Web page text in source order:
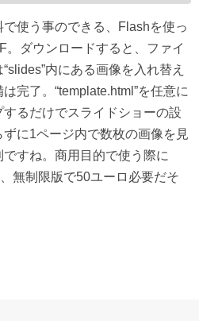
使う事のできる、Flashを使っ
。ダウンロードすると、ファイ
内にある画像を入れ替え
完了。“template.html”を任意に
るだけでスライドショーの設
に1ページ内で数枚の画像を見
すね。商用目的で使う際に
無制限版で50ユーロ必要だそ